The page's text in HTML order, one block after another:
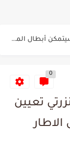
سيمبا - نهضة بركان: هل سيتمكن أبطال المغرب من الحفاظ...
البرنامج الكامل لنهائي البطولة بين الاتحاد المنستيري والنادي الإفريقي
0
تعيين